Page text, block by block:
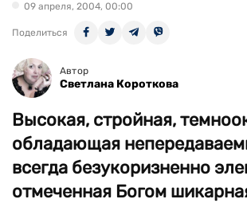
09 апреля, 2004, 00:00
Поделиться
Автор
Светлана Короткова
Высокая, стройная,
обладающая
всегда безукоризненно
отмеченная Богом